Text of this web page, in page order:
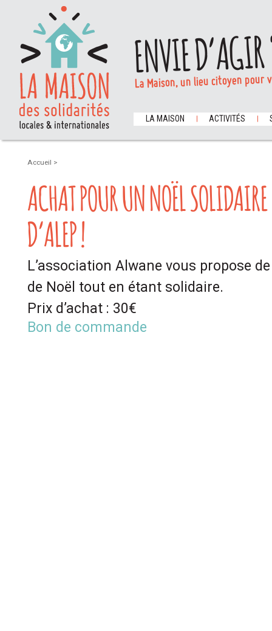
ENVIE
La Maison, un lieu citoyen
LA MAISON ACTIVITÉS
Accueil >
ACHAT POUR UN NOËL
D’ALEP !
L’association Alwane vous propose
de Noël tout en étant solidaire.
Prix d’achat : 30€
Bon de commande